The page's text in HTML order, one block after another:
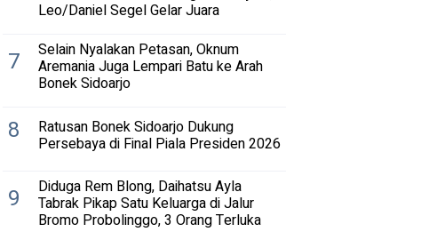
Leo/Daniel Segel Gelar Juara
7 Selain Nyalakan Petasan, Oknum
Aremania Juga Lempari Batu ke Arah
Bonek Sidoarjo
8 Ratusan Bonek Sidoarjo Dukung
Persebaya di Final Piala Presiden 2026
9 Diduga Rem Blong, Daihatsu Ayla
Tabrak Pikap Satu Keluarga di Jalur
Bromo Probolinggo, 3 Orang Terluka